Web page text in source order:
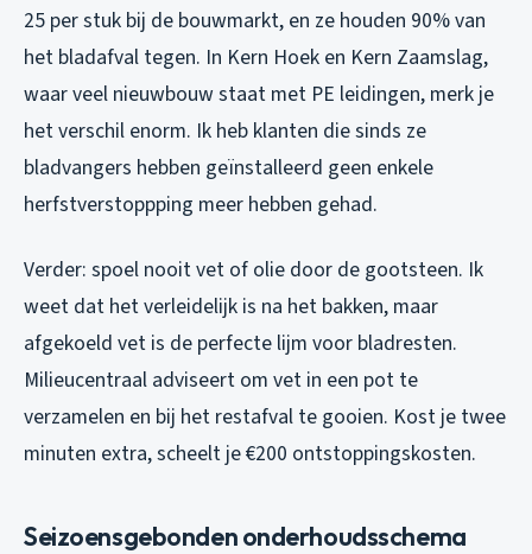
25 per stuk bij de bouwmarkt, en ze houden 90% van
het bladafval tegen. In Kern Hoek en Kern Zaamslag,
waar veel nieuwbouw staat met PE leidingen, merk je
het verschil enorm. Ik heb klanten die sinds ze
bladvangers hebben geïnstalleerd geen enkele
herfstverstoppping meer hebben gehad.
Verder: spoel nooit vet of olie door de gootsteen. Ik
weet dat het verleidelijk is na het bakken, maar
afgekoeld vet is de perfecte lijm voor bladresten.
Milieucentraal adviseert om vet in een pot te
verzamelen en bij het restafval te gooien. Kost je twee
minuten extra, scheelt je €200 ontstoppingskosten.
Seizoensgebonden onderhoudsschema